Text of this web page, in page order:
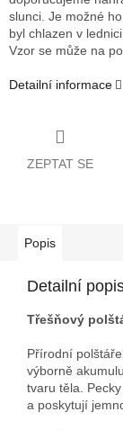
slunci. Je možné
byl chlazen v
Vzor se může na
Detailní informace
ZEPTAT SE
Popis
Detailní
Třešňový
Přírodní
výborně
tvaru těla.
a poskytují